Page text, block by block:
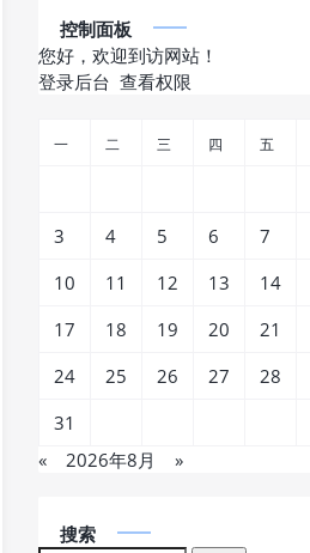
控制面板
您好，欢迎到访网站！
登录后台 查看权限
« 2026年8月 »
一 二 三 四 五
3
4 5 6 7
10
11 12 13 14
17
18 19 20 21
24
25 26 27 28
31
搜索